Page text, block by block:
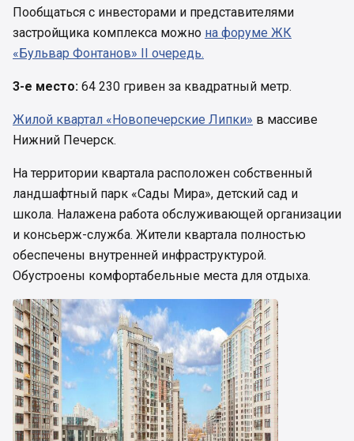
Пообщаться с инвесторами и представителями
застройщика комплекса можно на форуме ЖК
«Бульвар Фонтанов» II очередь.
3-е место: 64 230 гривен за квадратный метр.
Жилой квартал «Новопечерские Липки» в массиве
Нижний Печерск.
На территории квартала расположен собственный
ландшафтный парк «Сады Мира», детский сад и
школа. Налажена работа обслуживающей организации
и консьерж-служба. Жители квартала полностью
обеспечены внутренней инфраструктурой.
Обустроены комфортабельные места для отдыха.